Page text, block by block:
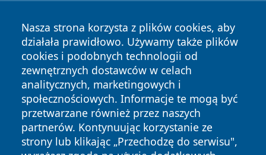
Nasza strona korzysta z plików cookies, aby
działała prawidłowo. Używamy także plików
cookies i podobnych technologii od
zewnętrznych dostawców w celach
analitycznych, marketingowych i
społecznościowych. Informacje te mogą być
przetwarzane również przez naszych
partnerów. Kontynuując korzystanie ze
strony lub klikając „Przechodzę do serwisu",
Copyright © 2026 elblagonline.pl Wszystkie prawa
zastrzeżone.
News Autorzy
Polityka
Prywatności
Polityka
Cookies